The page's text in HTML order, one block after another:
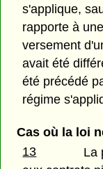
s'applique,
rapporte à
versement
avait été
été précédé
régime
Cas où la loi
13
La